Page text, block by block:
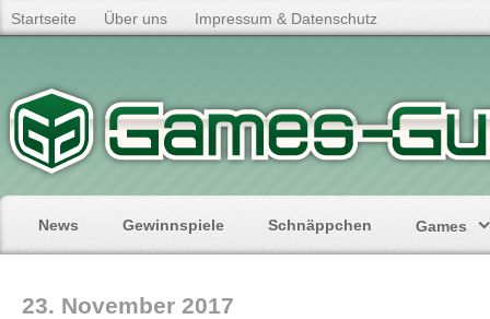
Startseite Über uns Impressum & Datenschutz
News Gewinnspiele Schnäppchen Games
23. November 2017